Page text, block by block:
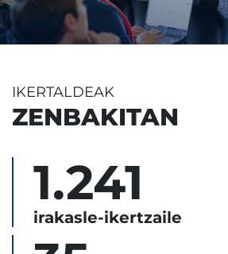
IKERTALDEAK
ZENBAKITAN
1.241
irakasle-ikertzaile